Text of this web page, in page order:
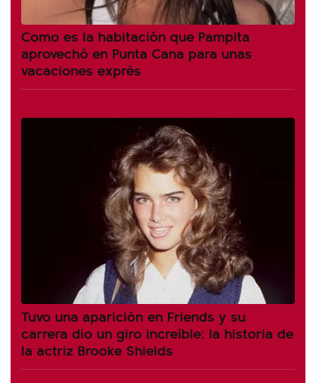
Como es la habitación que Pampita
aprovechó en Punta Cana para unas
vacaciones exprés
Tuvo una aparición en Friends y su
carrera dio un giro increíble: la historia de
la actriz Brooke Shields